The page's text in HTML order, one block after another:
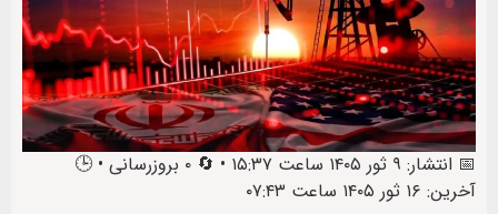
📅 انتشار: ۹ ثور ۱۴۰۵ ساعت ۱۵:۳۷ • 🔄 ۰ بروزرسانی • 🕒
آخرین: ۱۶ ثور ۱۴۰۵ ساعت ۰۷:۴۳